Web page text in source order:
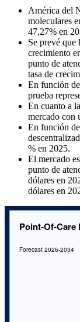
América del
moleculares
47,27% en
Se prevé que
crecimiento
punto de
tasa de
En función
prueba
En cuanto a
mercado con
En función
% en 2025.
El mercado
punto de
dólares en
dólares en